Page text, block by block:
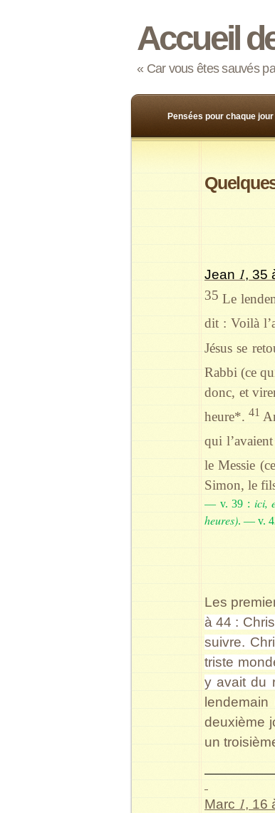
Accueil
« Car vous êtes sauvés
Pensées pour chaque jour
Jean 1, 35
35 Le
dit : Voilà
Jésus se
Rabbi (ce
donc, et
heure*.41
qui
le Messie
Simon, le
— v. 39 : ici,
heures). — v.
Les
à 44 :
suivre.
triste
y avait du
deuxième
un
Marc 1, 16